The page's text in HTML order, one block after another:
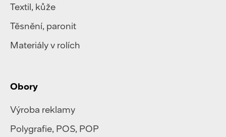
Textil, kůže
Těsnění, paronit
Materiály v rolích
Obory
Výroba reklamy
Polygrafie, POS, POP